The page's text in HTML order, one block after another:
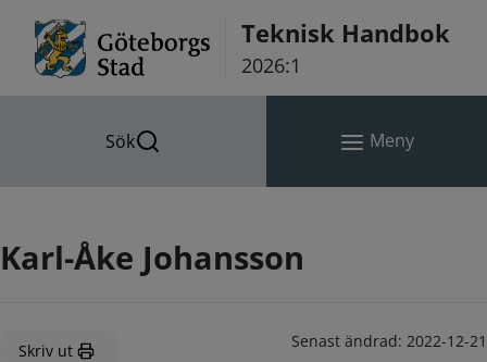
Teknisk Handbok
2026:1
Sök Meny
Karl-Åke Johansson
Skriv ut Senast ändrad: 2022-12-21